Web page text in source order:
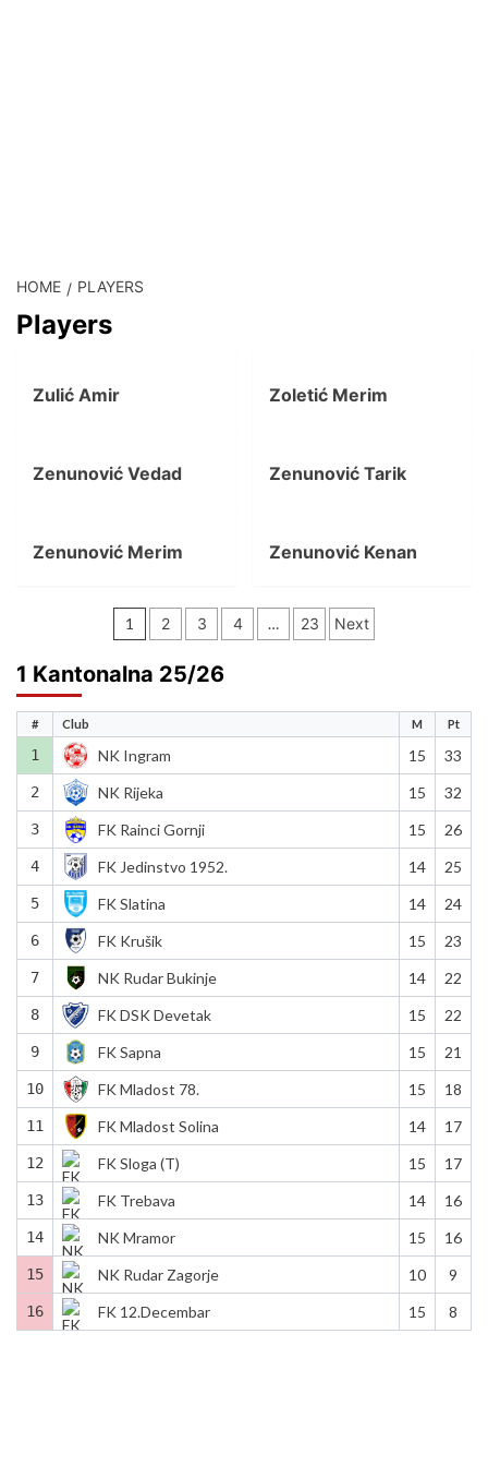
HOME PLAYERS
Players
Zulić Amir Zoletić Merim
Zenunović Vedad Zenunović Tarik
Zenunović Merim Zenunović Kenan
Posts
pagination
1 2 3 4 … 23 Next
1 Kantonalna 25/26
# Club M Pt
1 NK Ingram 15 33
2 NK Rijeka 15 32
3 FK Rainci Gornji 15 26
4 FK Jedinstvo 1952. 14 25
5 FK Slatina 14 24
6 FK Krušik 15 23
7 NK Rudar Bukinje 14 22
8 FK DSK Devetak 15 22
9 FK Sapna 15 21
10 FK Mladost 78. 15 18
11 FK Mladost Solina 14 17
12 FK Sloga (T) 15 17
13 FK Trebava 14 16
14 NK Mramor 15 16
15 NK Rudar Zagorje 10 9
16 FK 12.Decembar 15 8